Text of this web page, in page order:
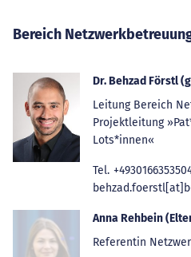
Bereich
Dr. Behzad Förstl
Leitung Bereich
Projektleitung
Lots*innen«
Tel.
Anna Rehbein
Referentin